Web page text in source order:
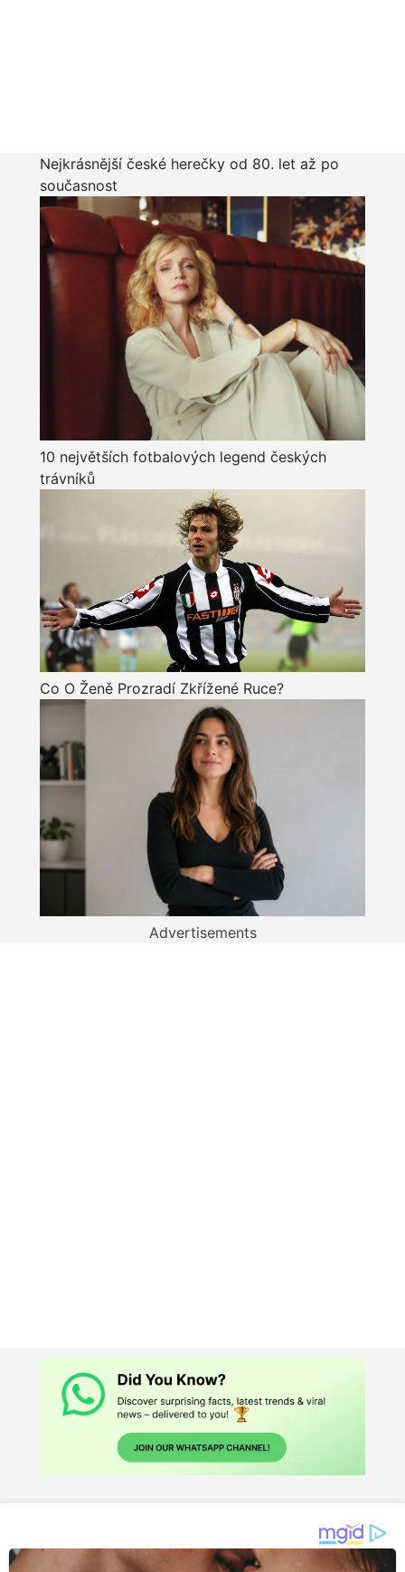
Nejkrásnější české herečky od 80. let až po
současnost
10 největších fotbalových legend českých
trávníků
Co O Ženě Prozradí Zkřížené Ruce?
Advertisements